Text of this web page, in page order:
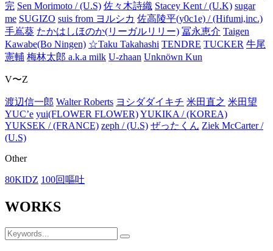
完 Sen Morimoto / (U.S) 佐々木詩織 Stacey Kent / (U.K) sugar
me SUGIZO suis from ヨルシカ 佐高陵平(y0c1e) / (Hifumi,inc.)
手嶌葵 たかはしほのか(リーガルリリー) 冨永恵介 Taigen
Kawabe(Bo Ningen) ☆Taku Takahashi TENDRE TUCKER 牛尾
憲輔 梅林太郎 a.k.a milk U-zhaan Unknöwn Kun
V〜Z
渡辺信一郎 Walter Roberts ヨシダダイキチ 米田直之 米田望
YUC’e yui(FLOWER FLOWER)YUKIKA / (KOREA)
YUKSEK / (FRANCE) zeph / (U.S) ぜったくん Ziek McCarter /
(U.S)
Other
80KIDZ 100回嘔吐
WORKS